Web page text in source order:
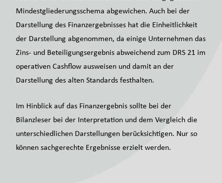
Mindestgliederungsschema abgewichen. Auch bei der
Darstellung des Finanzergebnisses hat die Einheitlichkeit
der Darstellung abgenommen, da einige Unternehmen das
Zins- und Beteiligungsergebnis abweichend zum DRS 21 im
operativen Cashflow ausweisen und damit an der
Darstellung des alten Standards festhalten.
Im Hinblick auf das Finanzergebnis sollte bei der
Bilanzleser bei der Interpretation und dem Vergleich die
unterschiedlichen Darstellungen berücksichtigen. Nur so
können sachgerechte Ergebnisse erzielt werden.